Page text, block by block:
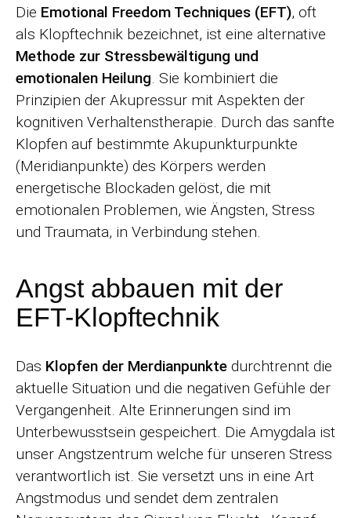
Die Emotional Freedom Techniques (EFT), oft
als Klopftechnik bezeichnet, ist eine alternative
Methode zur Stressbewältigung und
emotionalen Heilung. Sie kombiniert die
Prinzipien der Akupressur mit Aspekten der
kognitiven Verhaltenstherapie. Durch das sanfte
Klopfen auf bestimmte Akupunkturpunkte
(Meridianpunkte) des Körpers werden
energetische Blockaden gelöst, die mit
emotionalen Problemen, wie Ängsten, Stress
und Traumata, in Verbindung stehen.
Angst abbauen mit der
EFT-Klopftechnik
Das Klopfen der Merdianpunkte durchtrennt die
aktuelle Situation und die negativen Gefühle der
Vergangenheit. Alte Erinnerungen sind im
Unterbewusstsein gespeichert. Die Amygdala ist
unser Angstzentrum welche für unseren Stress
verantwortlich ist. Sie versetzt uns in eine Art
Angstmodus und sendet dem zentralen